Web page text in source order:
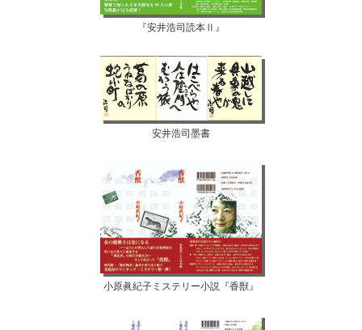
『安井浩司読本Ⅱ』
安井浩司墨書
小原眞紀子ミステリー小説『香獣』